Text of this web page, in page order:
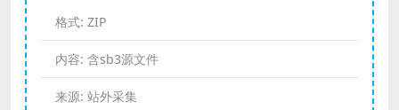
格式: ZIP
内容: 含sb3源文件
来源: 站外采集